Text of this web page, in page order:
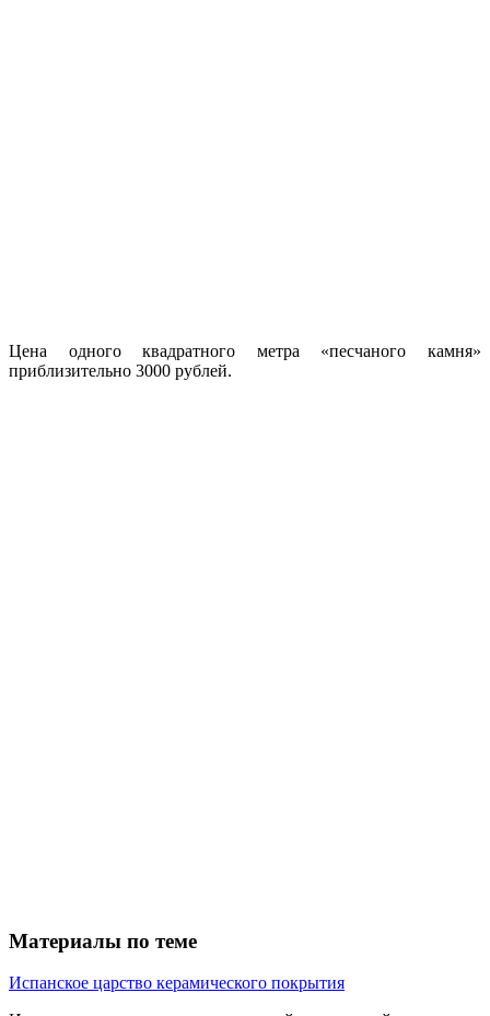
Цена одного квадратного метра «песчаного камня»
приблизительно 3000 рублей.
Материалы по теме
Испанское царство керамического покрытия